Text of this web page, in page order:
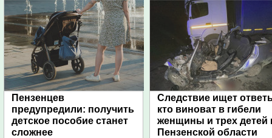
Пензенцев
предупредили: получить
детское пособие станет
сложнее
Следствие ищет
кто виноват в гибели
женщины и трех детей
Пензенской области